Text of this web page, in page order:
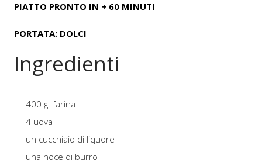
PIATTO PRONTO IN + 60 MINUTI
PORTATA: DOLCI
Ingredienti
400 g. farina
4 uova
un cucchiaio di liquore
una noce di burro